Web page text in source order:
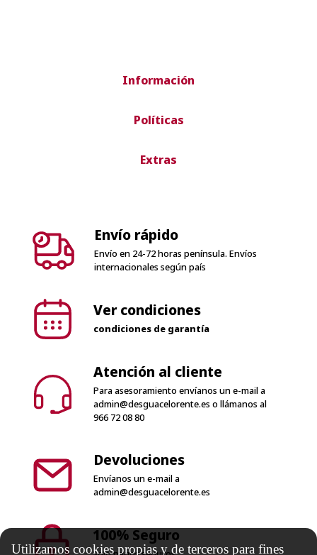
Información
Políticas
Extras
Envío rápido
Envío en 24-72 horas península. Envíos
internacionales según país
Ver condiciones
condiciones de garantía
Atención al cliente
Para asesoramiento envíanos un e-mail a
admin@desguacelorente.es o llámanos al
966 72 08 80
Devoluciones
Envíanos un e-mail a
admin@desguacelorente.es
100% Seguro
Utilizamos cookies propias y de terceros para fines